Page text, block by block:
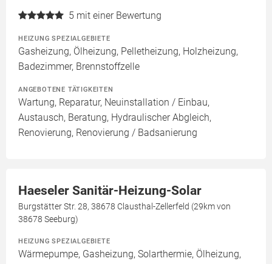
5 mit einer Bewertung
HEIZUNG SPEZIALGEBIETE
Gasheizung, Ölheizung, Pelletheizung, Holzheizung,
Badezimmer, Brennstoffzelle
ANGEBOTENE TÄTIGKEITEN
Wartung, Reparatur, Neuinstallation / Einbau,
Austausch, Beratung, Hydraulischer Abgleich,
Renovierung, Renovierung / Badsanierung
Haeseler Sanitär-Heizung-Solar
Burgstätter Str. 28, 38678 Clausthal-Zellerfeld (29km von
38678 Seeburg)
HEIZUNG SPEZIALGEBIETE
Wärmepumpe, Gasheizung, Solarthermie, Ölheizung,